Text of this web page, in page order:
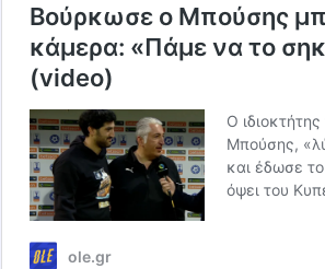
Βούρκωσε ο Μπούσης
κάμερα: «Πάμε να το
(video)
Ο
Μπούσης,
και έδωσε
όψει του
ole.gr